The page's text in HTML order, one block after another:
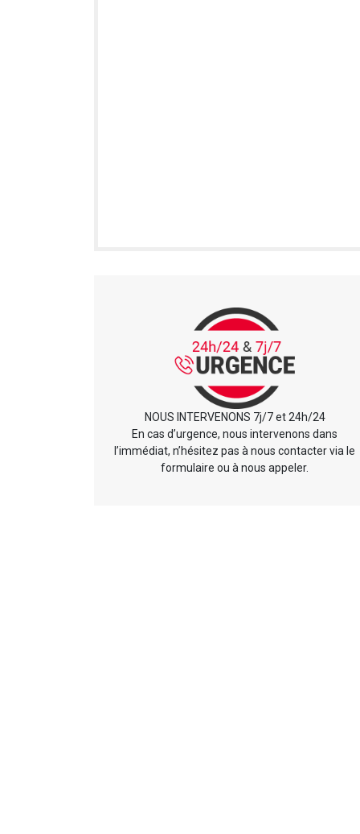
NOUS INTERVENONS 7j/7 et 24h/24
En cas d’urgence, nous intervenons dans
l’immédiat, n’hésitez pas à nous contacter via le
formulaire ou à nous appeler.